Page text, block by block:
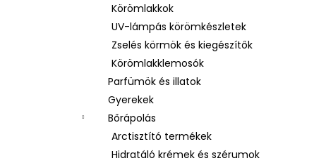
Körömlakkok
UV-lámpás körömkészletek
Zselés körmök és kiegészítők
Körömlakklemosók
Parfümök és illatok
Gyerekek
Bőrápolás
Arctisztító termékek
Hidratáló krémek és szérumok